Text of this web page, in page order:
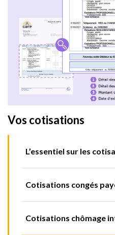
Vos cotisations
L’essentiel sur les
Cotisations congés
Cotisations chômage